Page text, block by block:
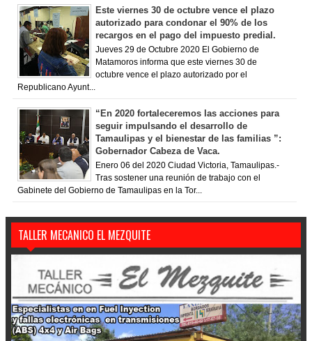
Este viernes 30 de octubre vence el plazo
autorizado para condonar el 90% de los
recargos en el pago del impuesto predial.
Jueves 29 de Octubre 2020 El Gobierno de
Matamoros informa que este viernes 30 de
octubre vence el plazo autorizado por el
Republicano Ayunt...
“En 2020 fortaleceremos las acciones para
seguir impulsando el desarrollo de
Tamaulipas y el bienestar de las familias ”:
Gobernador Cabeza de Vaca.
Enero 06 del 2020 Ciudad Victoria, Tamaulipas.-
Tras sostener una reunión de trabajo con el
Gabinete del Gobierno de Tamaulipas en la Tor...
TALLER MECANICO EL MEZQUITE